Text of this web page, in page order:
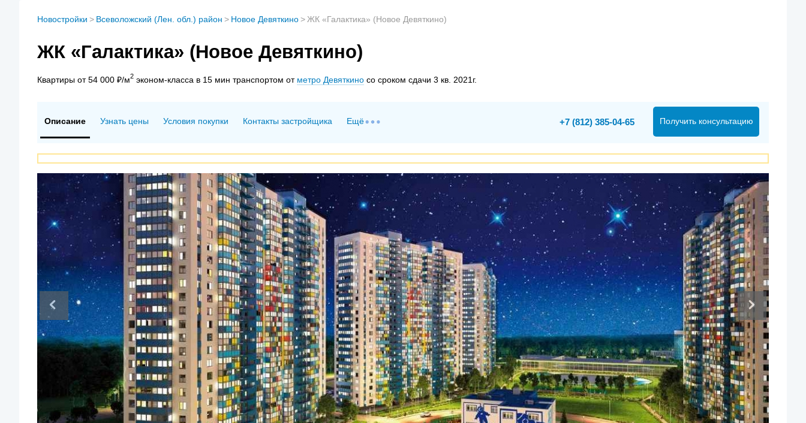
Новостройки > Всеволожский (Лен. обл.) район > Новое Девяткино> ЖК «Галактика» (Новое Девяткино)
ЖК «Галактика» (Новое Девяткино)
Квартиры от 54 000 ₽/м2эконом-класса в 15 мин транспортом от метро Девяткиносо сроком сдачи 3 кв. 2021г.
Описание Узнать цены Условия покупки Контакты застройщика Ещё Получить консультацию
+7 (812) 385-04-65